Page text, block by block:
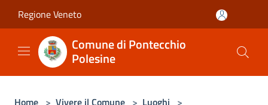
Regione Veneto
Comune di Pontecchio
Polesine
Home > Vivere il Comune > Luoghi >